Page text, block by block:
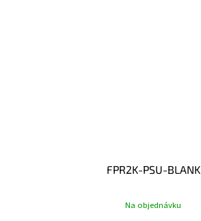
FPR2K-PSU-BLANK
Na objednávku